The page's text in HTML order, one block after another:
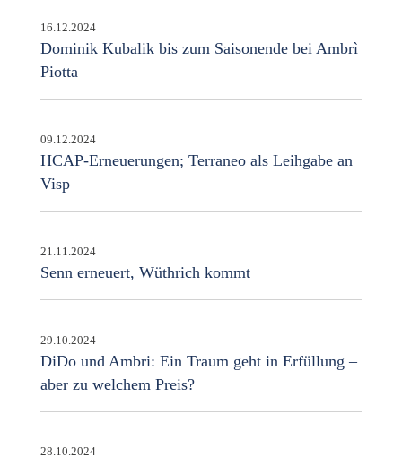
16.12.2024
Dominik Kubalik bis zum Saisonende bei Ambrì
Piotta
09.12.2024
HCAP-Erneuerungen; Terraneo als Leihgabe an
Visp
21.11.2024
Senn erneuert, Wüthrich kommt
29.10.2024
DiDo und Ambri: Ein Traum geht in Erfüllung –
aber zu welchem Preis?
28.10.2024